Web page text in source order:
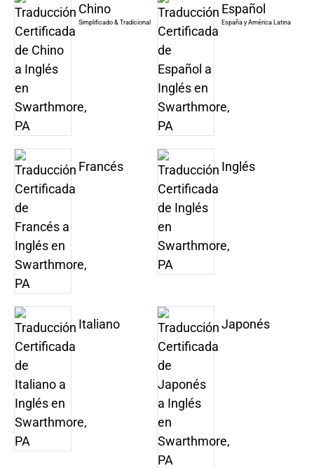
Chino
Simplificado & Tradicional
Español
España y América Latina
Francés Inglés
Italiano Japonés